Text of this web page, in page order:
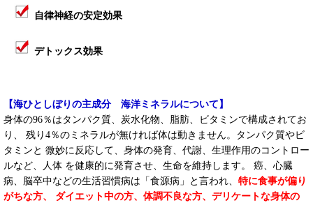
自律神経の安定効果
デトックス効果
【海ひとしぼりの主成分 海洋ミネラルについて】
身体の96％はタンパク質、炭水化物、脂肪、ビタミンで構成されてお
り、 残り4％のミネラルが無ければ体は動きません。タンパク質やビ
タミンと 微妙に反応して、身体の発育、代謝、生理作用のコントロー
ルなど、人体 を健康的に発育させ、生命を維持します。 癌、心臓
病、脳卒中などの生活習慣病は「食源病」と言われ、 特に食事が偏り
がちな方、 ダイエット中の方、体調不良な方、デリケートな身体の